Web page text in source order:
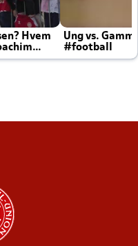
Hvem
Ung vs.
#football